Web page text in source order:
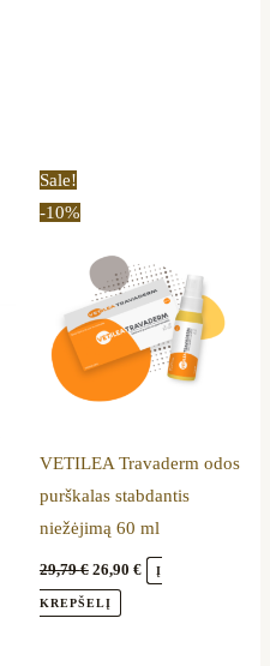
Sale!
-10%
VETILEA Travaderm odos
purškalas stabdantis
niežėjimą 60 ml
29,79€ 26,90 € Į
KREPŠELĮ